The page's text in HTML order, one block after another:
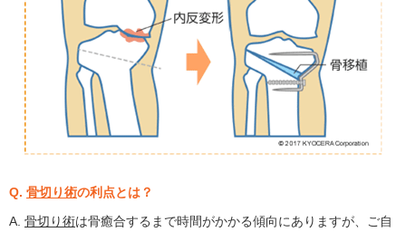
Q. 骨切り術の利点とは？
A. 骨切り術は骨癒合するまで時間がかかる傾向にありますが、ご自